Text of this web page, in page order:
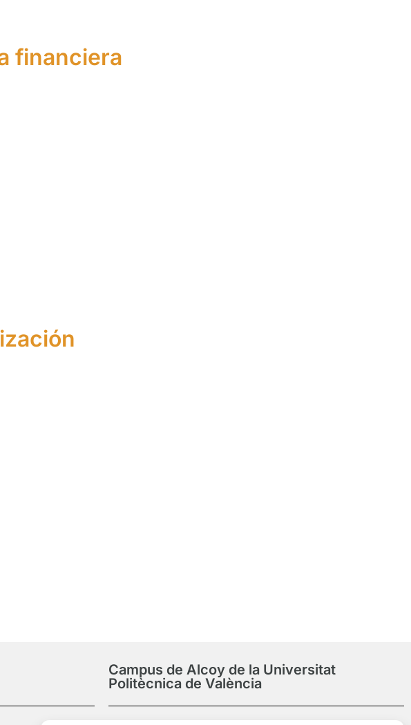
financiera
Campus de Alcoy de la Universitat
Politècnica de València